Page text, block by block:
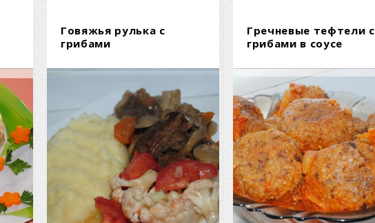
Говяжья рулька с
грибами
Гречневые тефтели с
грибами в соусе